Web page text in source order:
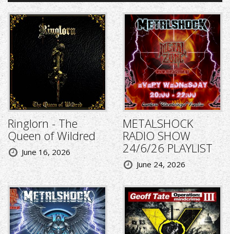
Ringlorn - The
Queen of Wildred
June 16, 2026
METALSHOCK
RADIO SHOW
24/6/26 PLAYLIST
June 24, 2026